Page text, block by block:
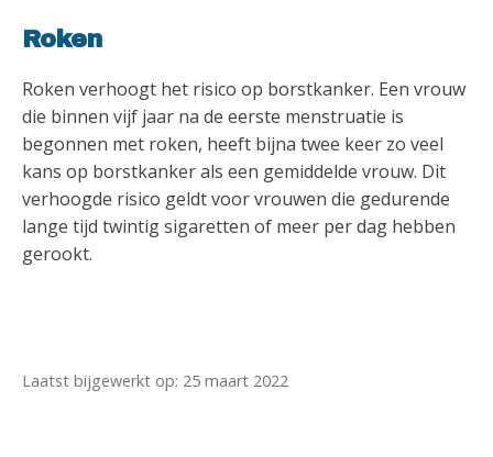
Roken
Roken verhoogt het risico op borstkanker. Een vrouw
die binnen vijf jaar na de eerste menstruatie is
begonnen met roken, heeft bijna twee keer zo veel
kans op borstkanker als een gemiddelde vrouw. Dit
verhoogde risico geldt voor vrouwen die gedurende
lange tijd twintig sigaretten of meer per dag hebben
gerookt.
Laatst bijgewerkt op: 25 maart 2022